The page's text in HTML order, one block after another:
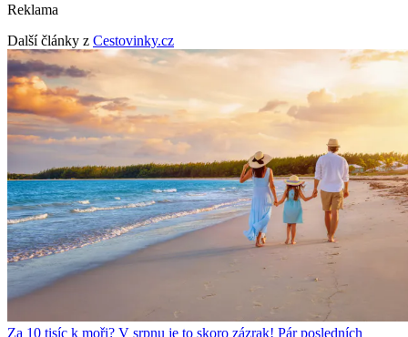
Reklama
Další články z Cestovinky.cz
Za 10 tisíc k moři? V srpnu je to skoro zázrak! Pár posledních